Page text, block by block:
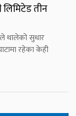
तीन
थालेको सुधार
रहेका केही